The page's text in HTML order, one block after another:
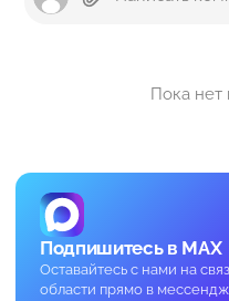
Пока нет
Подпишитесь в MAX
Оставайтесь с нами на
области прямо в